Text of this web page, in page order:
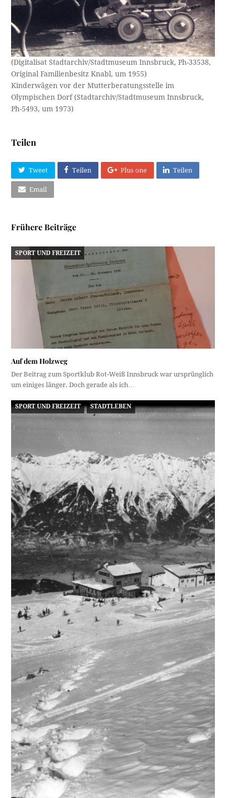
(Digitalisat Stadtarchiv/Stadtmuseum Innsbruck, Ph-33538,
Original Familienbesitz Knabl, um 1955)
Kinderwägen vor der Mutterberatungsstelle im
Olympischen Dorf (Stadtarchiv/Stadtmuseum Innsbruck,
Ph-5493, um 1973)
Teilen
Tweet Teilen Plus one Teilen
Email
Frühere Beiträge
SPORT UND FREIZEIT
Auf dem Holzweg
Der Beitrag zum Sportklub Rot-Weiß Innsbruck war ursprünglich
um einiges länger. Doch gerade als ich…
SPORT UND FREIZEIT STADTLEBEN